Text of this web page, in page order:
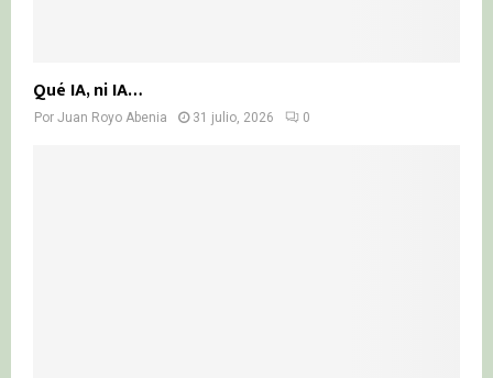
Qué IA, ni IA…
Por Juan Royo Abenia 31 julio, 2026 0